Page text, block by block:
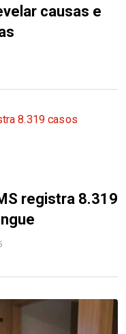
causas e
registra 8.319